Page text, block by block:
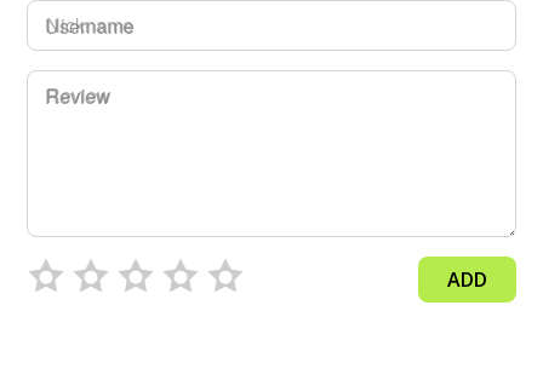
Username
Review
ADD